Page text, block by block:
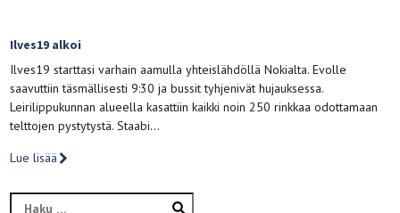
Ilves19 alkoi
Ilves19 starttasi varhain aamulla yhteislähdöllä Nokialta. Evolle
saavuttiin täsmällisesti 9:30 ja bussit tyhjenivät hujauksessa.
Leirilippukunnan alueella kasattiin kaikki noin 250 rinkkaa odottamaan
telttojen pystytystä. Staabi…
Lue lisää
Haku: